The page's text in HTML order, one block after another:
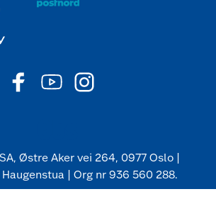
Østre Aker vei 264, 0977 Oslo |
Haugenstua | Org nr 936 560 288.